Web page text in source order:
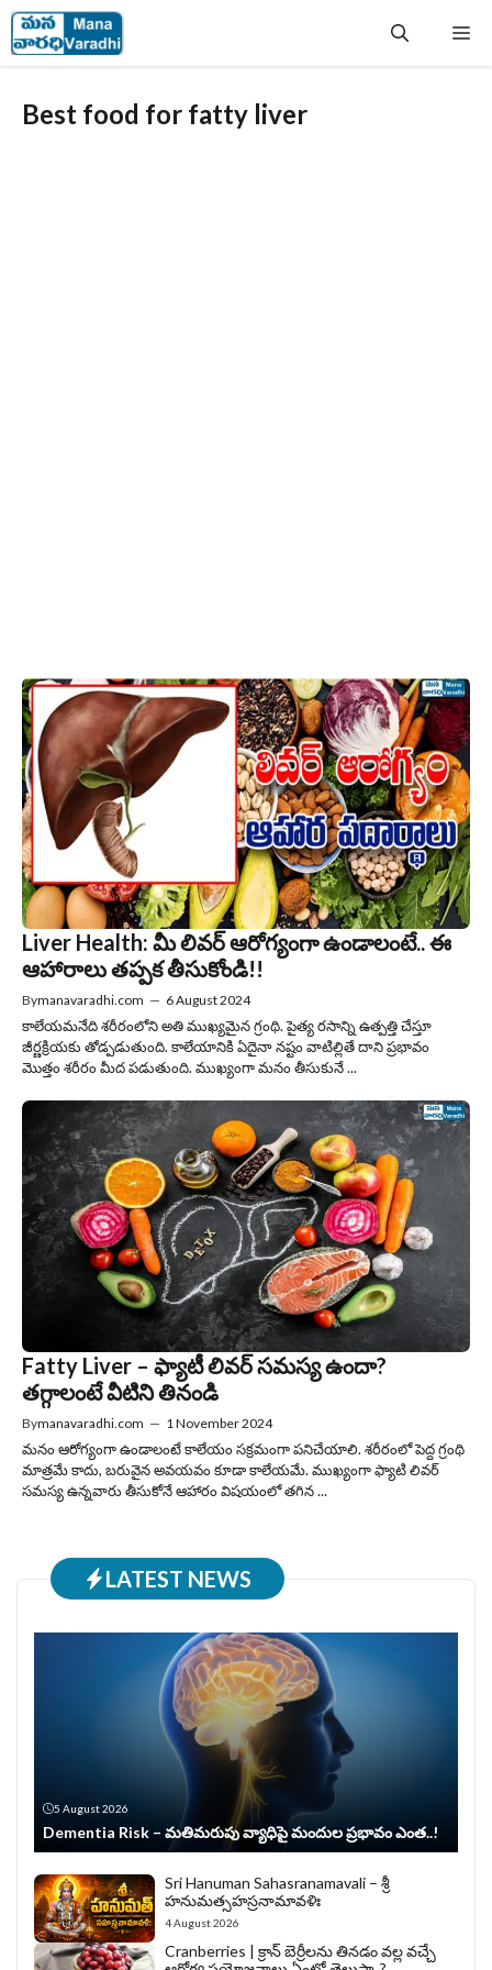
Skip
to
content
Best food for fatty liver
Liver Health: మీ లివర్ ఆరోగ్యంగా ఉండాలంటే.. ఈ
ఆహారాలు తప్పక తీసుకోండి!!
Bymanavaradhi.com — 6 August 2024
కాలేయమనేది శరీరంలోని అతి ముఖ్యమైన గ్రంథి. పైత్య రసాన్ని ఉత్పత్తి చేస్తూ
జీర్ణక్రియకు తోడ్పడుతుంది. కాలేయానికి ఏదైనా నష్టం వాటిల్లితే దాని ప్రభావం
మొత్తం శరీరం మీద పడుతుంది. ముఖ్యంగా మనం తీసుకునే ...
Fatty Liver – ఫ్యాటీ లివర్ సమస్య ఉందా?
తగ్గాలంటే వీటిని తినండి
Bymanavaradhi.com — 1 November 2024
మనం ఆరోగ్యంగా ఉండాలంటే కాలేయం సక్రమంగా పనిచేయాలి. శరీరంలో పెద్ద గ్రంథి
మాత్రమే కాదు, బరువైన అవయవం కూడా కాలేయమే. ముఖ్యంగా ఫ్యాటి లివర్
సమస్య ఉన్నవారు తీసుకోనే ఆహారం విషయంలో తగిన ...
LATEST NEWS
5 August 2026
Dementia Risk – మతిమరుపు వ్యాధిపై మందుల ప్రభావం ఎంత..!
Sri Hanuman Sahasranamavali – శ్రీ
హనుమత్సహస్రనామావళిః
4 August 2026
Cranberries | క్రాన్ బెర్రీల‌ను తిన‌డం వ‌ల్ల వచ్చే